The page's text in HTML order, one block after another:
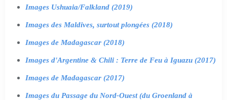
Images Ushuaia/Falkland (2019)
Images des Maldives, surtout plongées (2018)
Images de Madagascar (2018)
Images d'Argentine & Chili : Terre de Feu à Iguazu (2017)
Images de Madagascar (2017)
Images du Passage du Nord-Ouest (du Groenland à